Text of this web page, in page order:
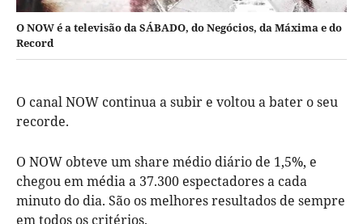
O NOW é a televisão da SÁBADO, do Negócios, da Máxima e do
Record
O canal NOW continua a subir e voltou a bater o seu
recorde.
O NOW obteve um share médio diário de 1,5%, e
chegou em média a 37.300 espectadores a cada
minuto do dia. São os melhores resultados de sempre
em todos os critérios.